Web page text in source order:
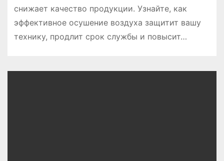
снижает качество продукции. Узнайте, как
эффективное осушение воздуха защитит вашу
технику, продлит срок службы и повысит…